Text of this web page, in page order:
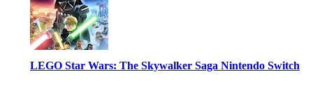
LEGO Star Wars: The Skywalker Saga Nintendo Switch